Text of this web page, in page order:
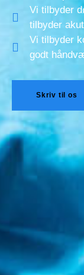
Vi tilbyder
tilbyder
Vi tilbyder
godt
Skriv til os